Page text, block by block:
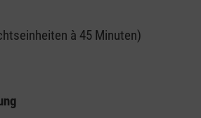
à 45 Minuten)